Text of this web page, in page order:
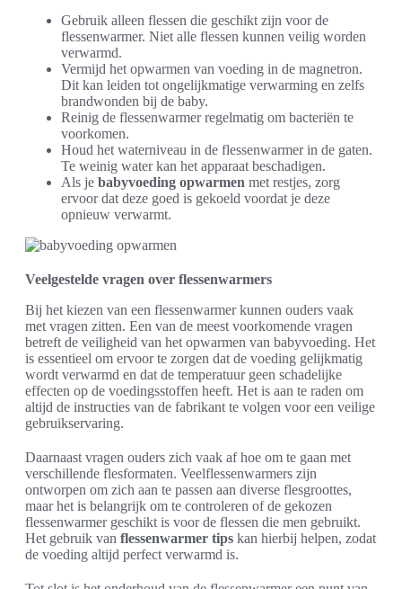
Gebruik alleen flessen die geschikt zijn voor de
flessenwarmer. Niet alle flessen kunnen veilig worden
verwarmd.
Vermijd het opwarmen van voeding in de magnetron.
Dit kan leiden tot ongelijkmatige verwarming en zelfs
brandwonden bij de baby.
Reinig de flessenwarmer regelmatig om bacteriën te
voorkomen.
Houd het waterniveau in de flessenwarmer in de gaten.
Te weinig water kan het apparaat beschadigen.
Als je babyvoeding opwarmen met restjes, zorg
ervoor dat deze goed is gekoeld voordat je deze
opnieuw verwarmt.
Veelgestelde vragen over flessenwarmers
Bij het kiezen van een flessenwarmer kunnen ouders vaak
met vragen zitten. Een van de meest voorkomende vragen
betreft de veiligheid van het opwarmen van babyvoeding. Het
is essentieel om ervoor te zorgen dat de voeding gelijkmatig
wordt verwarmd en dat de temperatuur geen schadelijke
effecten op de voedingsstoffen heeft. Het is aan te raden om
altijd de instructies van de fabrikant te volgen voor een veilige
gebruikservaring.
Daarnaast vragen ouders zich vaak af hoe om te gaan met
verschillende flesformaten. Veelflessenwarmers zijn
ontworpen om zich aan te passen aan diverse flesgroottes,
maar het is belangrijk om te controleren of de gekozen
flessenwarmer geschikt is voor de flessen die men gebruikt.
Het gebruik van flessenwarmer tips kan hierbij helpen, zodat
de voeding altijd perfect verwarmd is.